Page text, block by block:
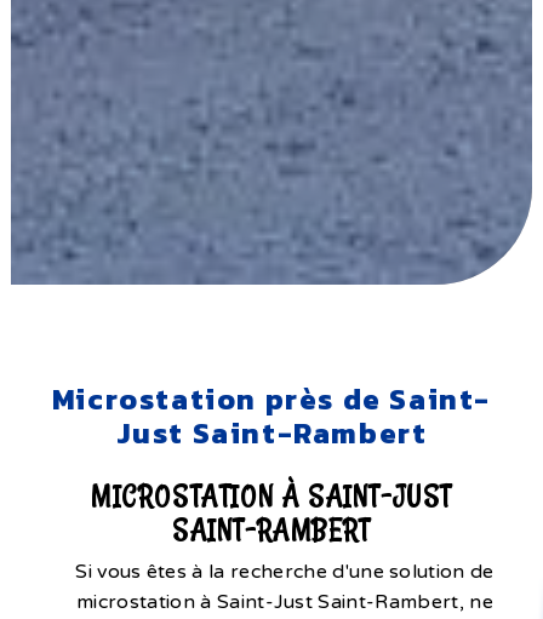
Microstation près de Saint-
Just Saint-Rambert
MICROSTATION À SAINT-JUST
SAINT-RAMBERT
Si vous êtes à la recherche d'une solution de
microstation à Saint-Just Saint-Rambert, ne